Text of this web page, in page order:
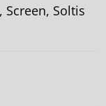
Screen, Soltis